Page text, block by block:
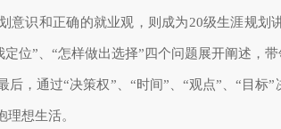
意识和正确的就业观，则成为20级生涯规划
定位”、“怎样做出选择”四个问题展开阐述，带
后，通过“决策权”、“时间”、“观点”、“目标”
想生活。